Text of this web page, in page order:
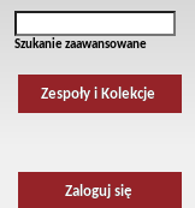
Szukanie zaawansowane
Zespoły i Kolekcje
Zaloguj się